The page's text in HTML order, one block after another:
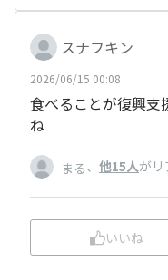
スナフキン
2026/06/15 00:08
食べることが復興支
ね
まる、 他15人がリ
いいね